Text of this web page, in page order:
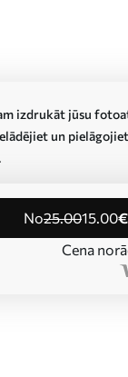
izdrukāt jūsu
un
no25.0015.00€
Cena